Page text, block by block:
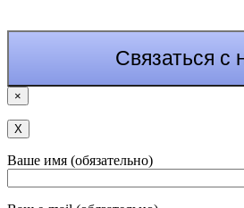
×
Х
Ваше имя (обязательно)